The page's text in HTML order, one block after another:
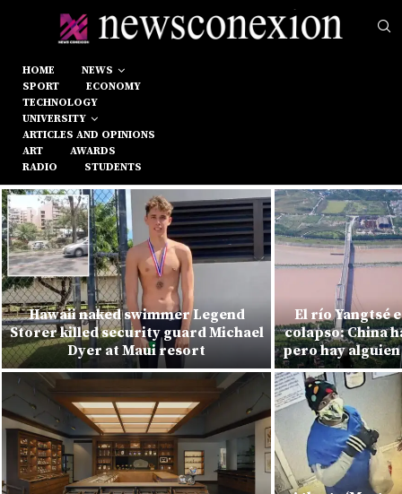
HOME
NEWS
SPORT
ECONOMY
TECHNOLOGY
UNIVERSITY
ARTICLES AND OPINIONS
ART
AWARDS
RADIO
STUDENTS
Hawaii naked swimmer Legend
Storer killed security guard Michael
Dyer at Maui resort
El río Yangtsé
colapso: China
pero hay